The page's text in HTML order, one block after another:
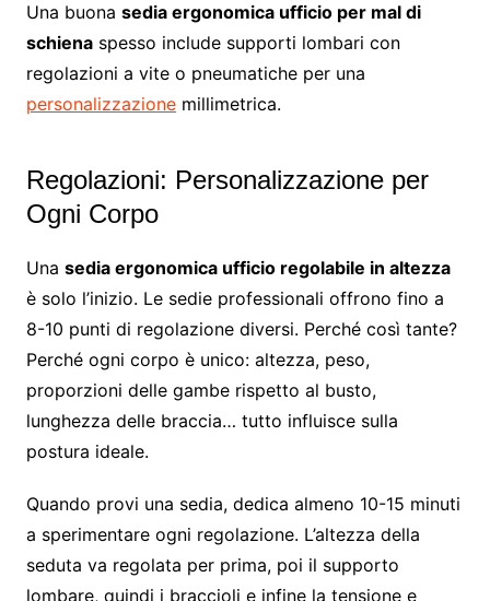
Una buona sedia ergonomica ufficio per mal di
schienaspesso include supporti lombari con
regolazioni a vite o pneumatiche per una
personalizzazionemillimetrica.
Regolazioni: Personalizzazione per
Ogni Corpo
Una sedia ergonomica ufficio regolabile in altezza
è solo l’inizio. Le sedie professionali offrono fino a
8-10 punti di regolazione diversi. Perché così tante?
Perché ogni corpo è unico: altezza, peso,
proporzioni delle gambe rispetto al busto,
lunghezza delle braccia… tutto influisce sulla
postura ideale.
Quando provi una sedia, dedica almeno 10-15 minuti
a sperimentare ogni regolazione. L’altezza della
seduta va regolata per prima, poi il supporto
lombare, quindi i braccioli e infine la tensione e